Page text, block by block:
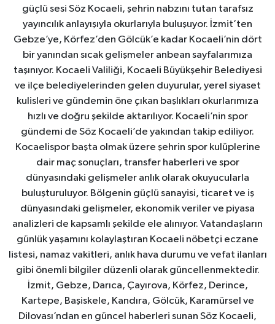
güçlü sesi Söz Kocaeli, şehrin nabzını tutan tarafsız
yayıncılık anlayışıyla okurlarıyla buluşuyor. İzmit’ten
Gebze’ye, Körfez’den Gölcük’e kadar Kocaeli’nin dört
bir yanından sıcak gelişmeler anbean sayfalarımıza
taşınıyor. Kocaeli Valiliği, Kocaeli Büyükşehir Belediyesi
ve ilçe belediyelerinden gelen duyurular, yerel siyaset
kulisleri ve gündemin öne çıkan başlıkları okurlarımıza
hızlı ve doğru şekilde aktarılıyor. Kocaeli’nin spor
gündemi de Söz Kocaeli’de yakından takip ediliyor.
Kocaelispor başta olmak üzere şehrin spor kulüplerine
dair maç sonuçları, transfer haberleri ve spor
dünyasındaki gelişmeler anlık olarak okuyucularla
buluşturuluyor. Bölgenin güçlü sanayisi, ticaret ve iş
dünyasındaki gelişmeler, ekonomik veriler ve piyasa
analizleri de kapsamlı şekilde ele alınıyor. Vatandaşların
günlük yaşamını kolaylaştıran Kocaeli nöbetçi eczane
listesi, namaz vakitleri, anlık hava durumu ve vefat ilanları
gibi önemli bilgiler düzenli olarak güncellenmektedir.
İzmit, Gebze, Darıca, Çayırova, Körfez, Derince,
Kartepe, Başiskele, Kandıra, Gölcük, Karamürsel ve
Dilovası’ndan en güncel haberleri sunan Söz Kocaeli,